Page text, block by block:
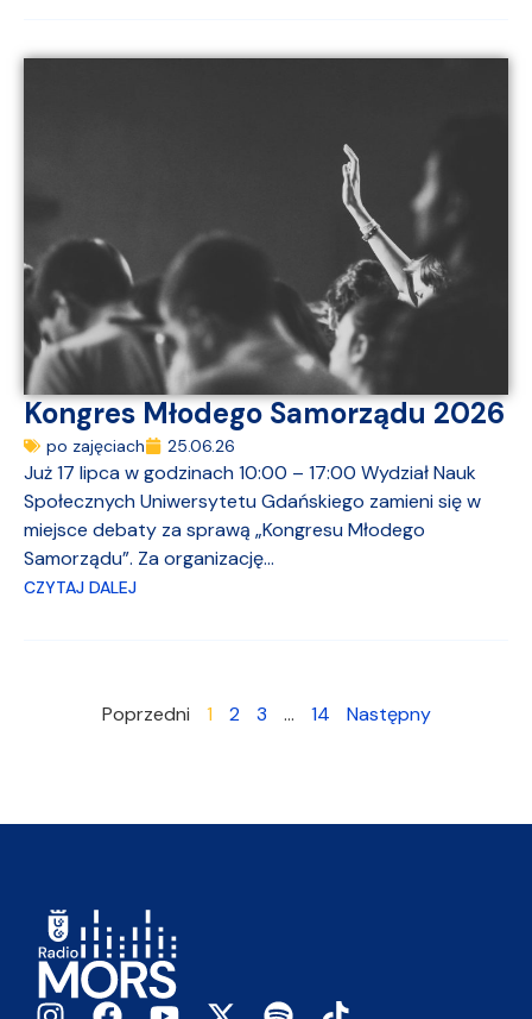
Kongres Młodego Samorządu 2026
po zajęciach 25.06.26
Już 17 lipca w godzinach 10:00 – 17:00 Wydział Nauk
Społecznych Uniwersytetu Gdańskiego zamieni się w
miejsce debaty za sprawą „Kongresu Młodego
Samorządu”. Za organizację...
CZYTAJ DALEJ
Poprzedni 1 2 3 … 14 Następny